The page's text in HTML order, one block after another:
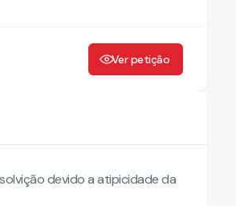
Ver petição
devido a atipicidade da